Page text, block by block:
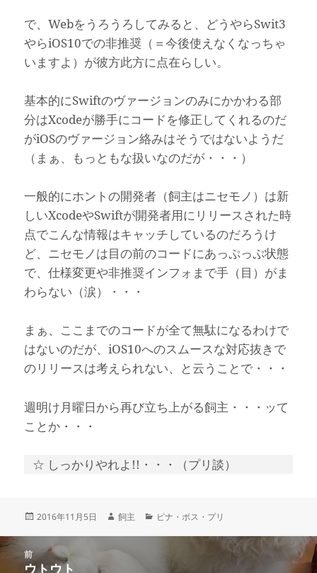
で、Webをうろうろしてみると、どうやらSwit3
やらiOS10での非推奨（＝今後使えなくなっちゃ
いますよ）が彼方此方に点在らしい。
基本的にSwiftのヴァージョンのみにかかわる部
分はXcodeが勝手にコードを修正してくれるのだ
がiOSのヴァージョン絡みはそうではないようだ
（まぁ、もっともな扱いなのだが・・・）
一般的にホントの開発者（飼主はニセモノ）は新
しいXcodeやSwiftが開発者用にリリースされた時
点でこんな情報はキャッチしているのだろうけ
ど、ニセモノは目の前のコードにあっぷっぷ状態
で、仕様変更や非推奨インフォまで手（目）がま
わらない（涙）・・・
まぁ、ここまでのコードが全て無駄になるわけで
はないのだが、iOS10へのスムースな対応抜きで
のリリースは考えられない、と云うことで・・・
週明け月曜日から再び立ち上がる飼主・・・ッて
ことか・・・
☆ しっかりやれよ!!・・・（プリ談）
投
2016年11月5日
作
飼主
カ
ピナ・ボス・プリ
投
前
前
ウトウト